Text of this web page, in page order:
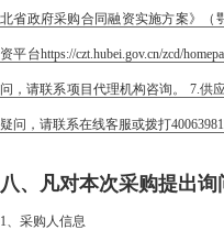
北省政府采购合同融资实施方案》（
资平台https://czt.hubei.gov.cn/zcd/
问，请联系项目代理机构咨询。 7.供
疑问，请联系在线客服或拨打
八、凡对本次采购提出
1、采购人信息